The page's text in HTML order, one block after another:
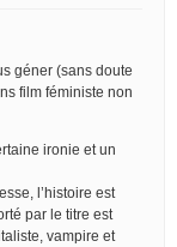
géner (sans doute
film féministe non
ironie et un
l’histoire est
par le titre est
vampire et